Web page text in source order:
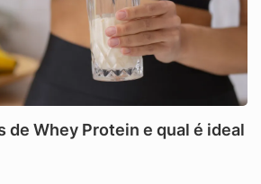
de Whey Protein e qual é ideal